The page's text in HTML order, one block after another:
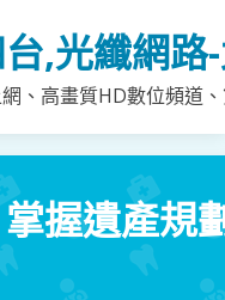
,光纖網路
、高畫質HD數位頻道
握遺產規